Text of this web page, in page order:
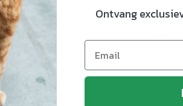
EAN
Maat
Soort
Ontvang